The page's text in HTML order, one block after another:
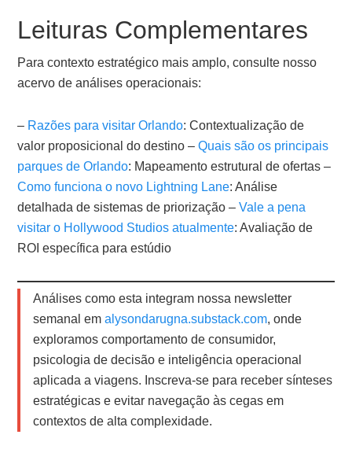
Leituras Complementares
Para contexto estratégico mais amplo, consulte nosso
acervo de análises operacionais:
– Razões para visitar Orlando: Contextualização de
valor proposicional do destino –Quais são os principais
parques de Orlando: Mapeamento estrutural de ofertas –
Como funciona o novo Lightning Lane: Análise
detalhada de sistemas de priorização –Vale a pena
visitar o Hollywood Studios atualmente: Avaliação de
ROI específica para estúdio
Análises como esta integram nossa newsletter
semanal emalysondarugna.substack.com, onde
exploramos comportamento de consumidor,
psicologia de decisão e inteligência operacional
aplicada a viagens. Inscreva-se para receber sínteses
estratégicas e evitar navegação às cegas em
contextos de alta complexidade.